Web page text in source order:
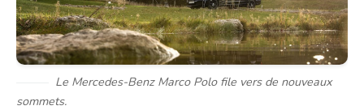
Le Mercedes-Benz Marco Polo file vers de nouveaux
sommets.